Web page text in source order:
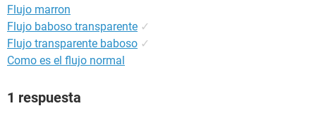
Flujo marron
Flujo baboso transparente ✓
Flujo transparente baboso ✓
Como es el flujo normal
1 respuesta